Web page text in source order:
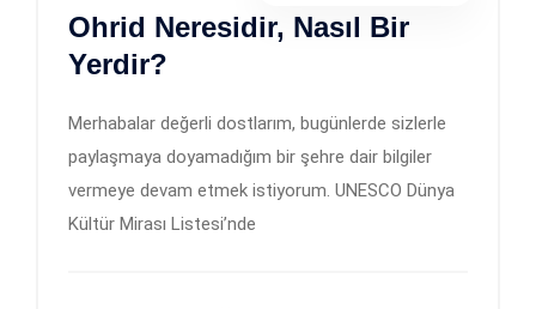
Ohrid Neresidir, Nasıl Bir
Yerdir?
Merhabalar değerli dostlarım, bugünlerde sizlerle
paylaşmaya doyamadığım bir şehre dair bilgiler
vermeye devam etmek istiyorum. UNESCO Dünya
Kültür Mirası Listesi’nde